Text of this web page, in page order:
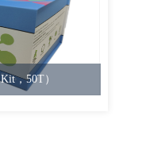
，50T）